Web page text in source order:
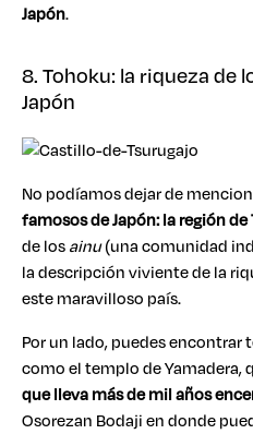
Japón.
8. Tohoku: la riqueza de
Japón
No podíamos dejar de
famosos de Japón:la región de
de losainu(una comunidad
la descripción viviente de la
este maravilloso país.
Por un lado, puedes
como el templo de Yamadera,
que lleva más de mil años
Osorezan Bodaji en donde